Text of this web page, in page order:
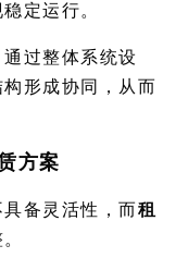
定运行。
过整体系统设
形成协同，从而
方案
备灵活性，而租